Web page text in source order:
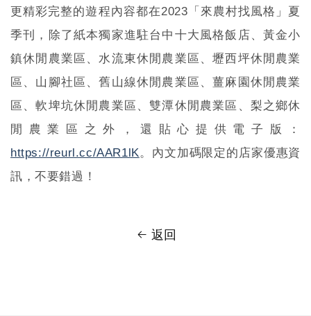
更精彩完整的遊程內容都在2023 「來農村找風格」夏
季刊，除了紙本獨家進駐台中十大風格飯店、黃金小
鎮休閒農業區、水流東休閒農業區、壢西坪休閒農業
區、山腳社區、舊山線休閒農業區、薑麻園休閒農業
區、軟埤坑休閒農業區、雙潭休閒農業區、梨之鄉休
閒農業區之外，還貼心提供電子版：
https://reurl.cc/AAR1lK。 內文加碼限定的店家優惠資
訊，不要錯過！
返回